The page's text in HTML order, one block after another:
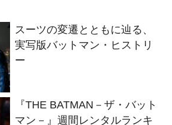
スーツの変遷とともに辿る、
実写版バットマン・ヒストリ
ー
『THE BATMAN－ザ・バット
マン－』週間レンタルランキ